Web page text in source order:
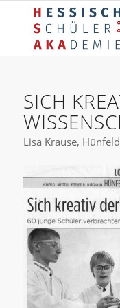
SICH
Lisa Krause,